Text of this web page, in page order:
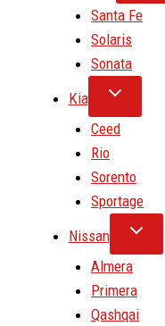
Santa Fe
Solaris
Sonata
Kia
Ceed
Rio
Sorento
Sportage
Nissan
Almera
Primera
Qashqai